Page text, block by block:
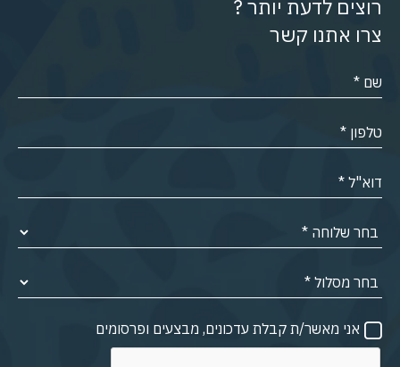
רוצים לדעת יותר ?
צרו אתנו קשר
אני מאשר/ת קבלת עדכונים, מבצעים ופרסומים